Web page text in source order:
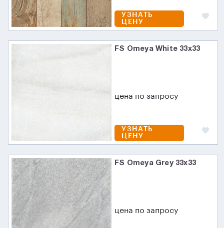
УЗНАТЬ
ЦЕНУ
FS Omeya White 33x33
цена по запросу
УЗНАТЬ
ЦЕНУ
FS Omeya Grey 33x33
цена по запросу